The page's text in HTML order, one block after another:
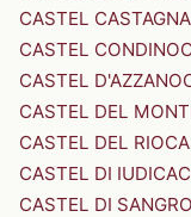
CASTEL CASTAGNA
CASTEL CONDINO
CASTEL D'AZZANO
CASTEL DEL
CASTEL DEL RIO
CASTEL DI IUDICA
CASTEL DI SANGRO